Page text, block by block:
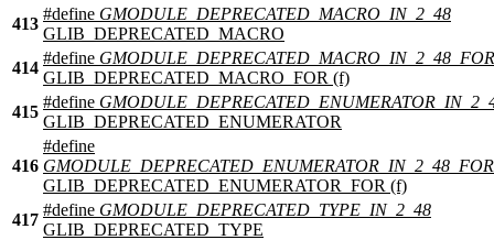
413
#define GMODULE_DEPRECATED_MACRO_IN_2_48
GLIB_DEPRECATED_MACRO
414
#define GMODULE_DEPRECATED_MACRO_IN_2_48_FOR
GLIB_DEPRECATED_MACRO_FOR (f)
415
#define
GLIB_DEPRECATED_ENUMERATOR
416
#define
GMODULE_DEPRECATED_ENUMERATOR_IN_2_48_FOR
GLIB_DEPRECATED_ENUMERATOR_FOR (f)
417
#define GMODULE_DEPRECATED_TYPE_IN_2_48
GLIB_DEPRECATED_TYPE